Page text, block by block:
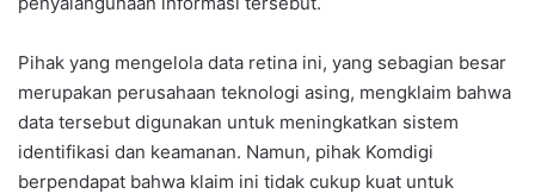
Pihak yang mengelola data retina ini, yang sebagian besar
merupakan perusahaan teknologi asing, mengklaim bahwa
data tersebut digunakan untuk meningkatkan sistem
identifikasi dan keamanan. Namun, pihak Komdigi
berpendapat bahwa klaim ini tidak cukup kuat untuk